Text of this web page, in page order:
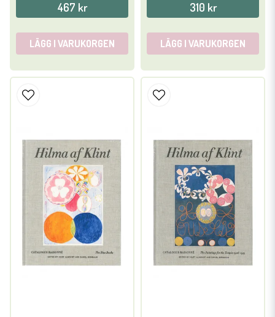
467 kr
LÄGG I VARUKORGEN
310 kr
LÄGG I VARUKORGEN